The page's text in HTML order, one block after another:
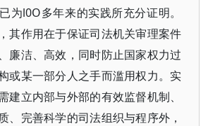
为l0O多年来的实践所充分证明。
其作用在于保证司法机关审理案件
廉洁、高效，同时防止国家权力过
或某一部分人之手而滥用权力。实
建立内部与外部的有效监督机制、
、完善科学的司法组织与程序外，